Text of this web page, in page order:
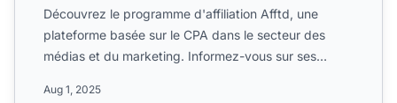
Découvrez le programme d'affiliation Afftd, une
plateforme basée sur le CPA dans le secteur des
médias et du marketing. Informez-vous sur ses
Aug 1, 2025